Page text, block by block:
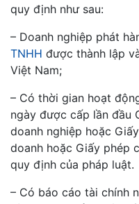
quy định như sau:
– Doanh nghiệp phát
TNHH được thành lập
Việt Nam;
– Có thời gian hoạt
ngày được cấp lần đầu
doanh nghiệp hoặc
doanh hoặc Giấy phép
quy định của pháp luật.
– Có báo cáo tài chính